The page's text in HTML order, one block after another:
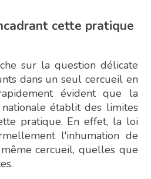
cette pratique
sur la question délicate
dans un seul cercueil en
évident que la
établit des limites
pratique. En effet, la loi
l'inhumation de
cercueil, quelles que